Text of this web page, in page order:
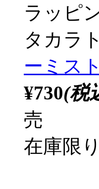
ラッピ
タカラ
ーミス
¥730(税
売
在庫限り